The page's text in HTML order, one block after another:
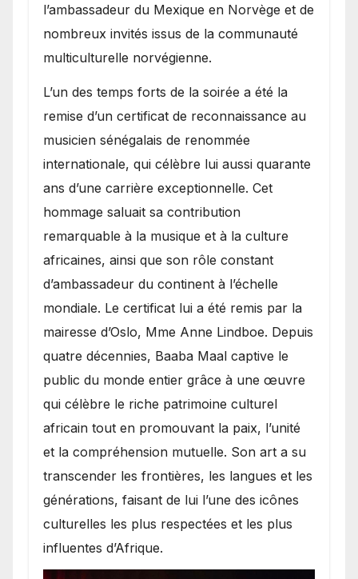
l’ambassadeur du Mexique en Norvège et de
nombreux invités issus de la communauté
multiculturelle norvégienne.
​L’un des temps forts de la soirée a été la
remise d’un certificat de reconnaissance au
musicien sénégalais de renommée
internationale, qui célèbre lui aussi quarante
ans d’une carrière exceptionnelle. Cet
hommage saluait sa contribution
remarquable à la musique et à la culture
africaines, ainsi que son rôle constant
d’ambassadeur du continent à l’échelle
mondiale. Le certificat lui a été remis par la
mairesse d’Oslo, Mme Anne Lindboe. Depuis
quatre décennies, Baaba Maal captive le
public du monde entier grâce à une œuvre
qui célèbre le riche patrimoine culturel
africain tout en promouvant la paix, l’unité
et la compréhension mutuelle. Son art a su
transcender les frontières, les langues et les
générations, faisant de lui l’une des icônes
culturelles les plus respectées et les plus
influentes d’Afrique.